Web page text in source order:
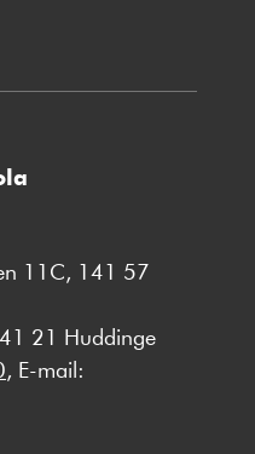
11C, 141 57
21 Huddinge
, E-mail: